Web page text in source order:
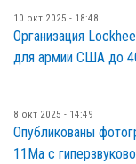
10 окт 2025 - 18:48
Организация
для армии США до
8 окт 2025 - 14:49
Опубликованы
11Ма с